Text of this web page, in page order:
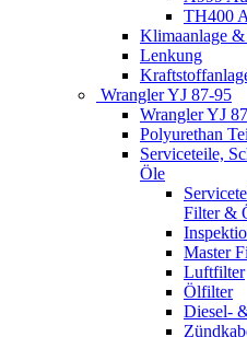
TH400
Klimaanlage
Lenkung
Wrangler YJ 87-95
Wrangler YJ
Polyurethan
Serviceteile,
Öle
Filter &
Master
Luftfilter
Ölfilter
Diesel-